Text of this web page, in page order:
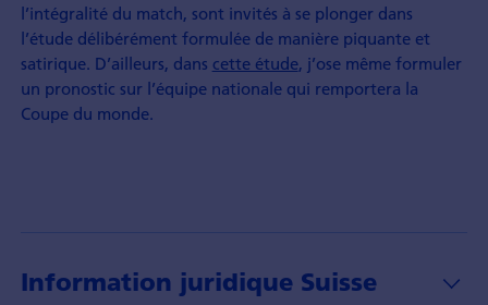
l’intégralité du match, sont invités à se plonger dans
l’étude délibérément formulée de manière piquante et
satirique. D’ailleurs, dans cette étude, j’ose même formuler
un pronostic sur l’équipe nationale qui remportera la
Coupe du monde.
Information juridique Suisse